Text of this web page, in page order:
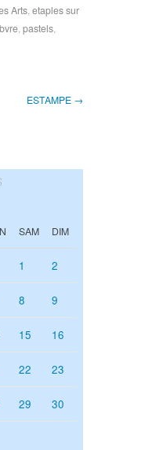
Arts,etaples sur
,pastels,
ESTAMPE →
SAM DIM
1 2
8 9
15 16
22 23
29 30